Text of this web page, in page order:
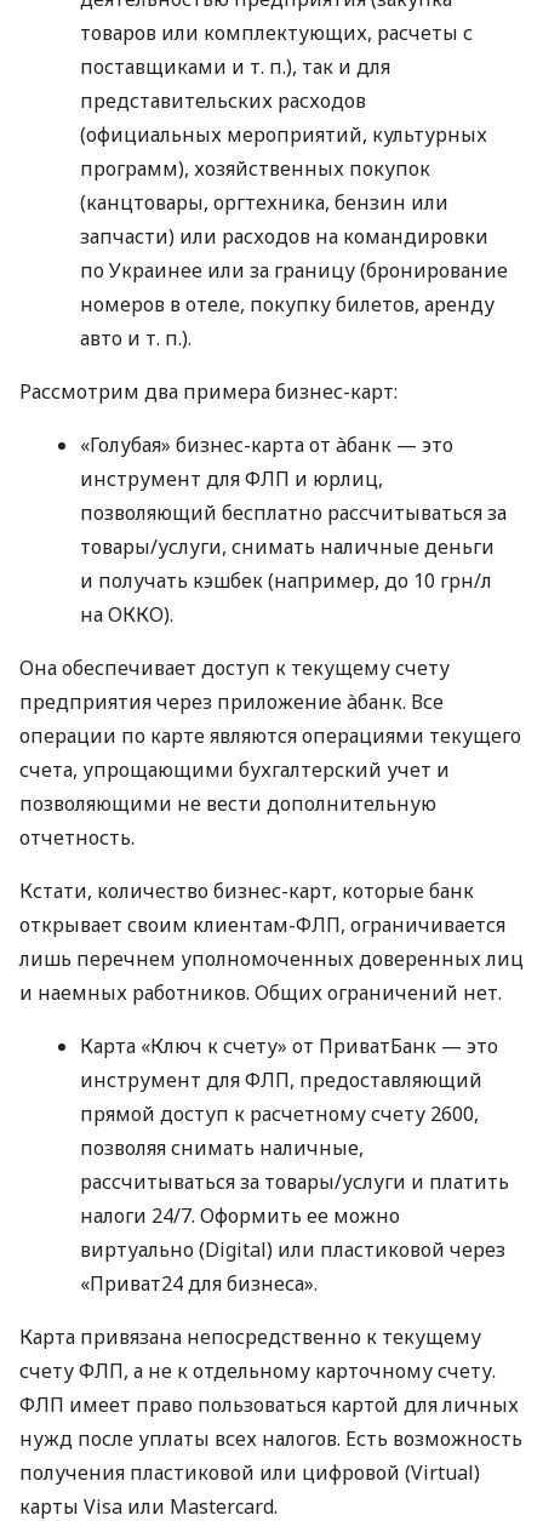
товаров или комплектующих, расчеты с
поставщиками и т. п.), так и для
представительских расходов
(официальных мероприятий, культурных
программ), хозяйственных покупок
(канцтовары, оргтехника, бензин или
запчасти) или расходов на командировки
по Украинее или за границу (бронирование
номеров в отеле, покупку билетов, аренду
авто и т. п.).
Рассмотрим два примера бизнес-карт:
«Голубая» бизнес-карта от àбанк — это
инструмент для ФЛП и юрлиц,
позволяющий бесплатно рассчитываться за
товары/услуги, снимать наличные деньги
и получать кэшбек (например, до 10 грн/л
на ОККО).
Она обеспечивает доступ к текущему счету
предприятия через приложение àбанк. Все
операции по карте являются операциями текущего
счета, упрощающими бухгалтерский учет и
позволяющими не вести дополнительную
отчетность.
Кстати, количество бизнес-карт, которые банк
открывает своим клиентам-ФЛП, ограничивается
лишь перечнем уполномоченных доверенных лиц
и наемных работников. Общих ограничений нет.
Карта «Ключ к счету» от ПриватБанк — это
инструмент для ФЛП, предоставляющий
прямой доступ к расчетному счету 2600,
позволяя снимать наличные,
рассчитываться за товары/услуги и платить
налоги 24/7. Оформить ее можно
виртуально (Digital) или пластиковой через
«Приват24 для бизнеса».
Карта привязана непосредственно к текущему
счету ФЛП, а не к отдельному карточному счету.
ФЛП имеет право пользоваться картой для личных
нужд после уплаты всех налогов. Есть возможность
получения пластиковой или цифровой (Virtual)
карты Visa или Mastercard.